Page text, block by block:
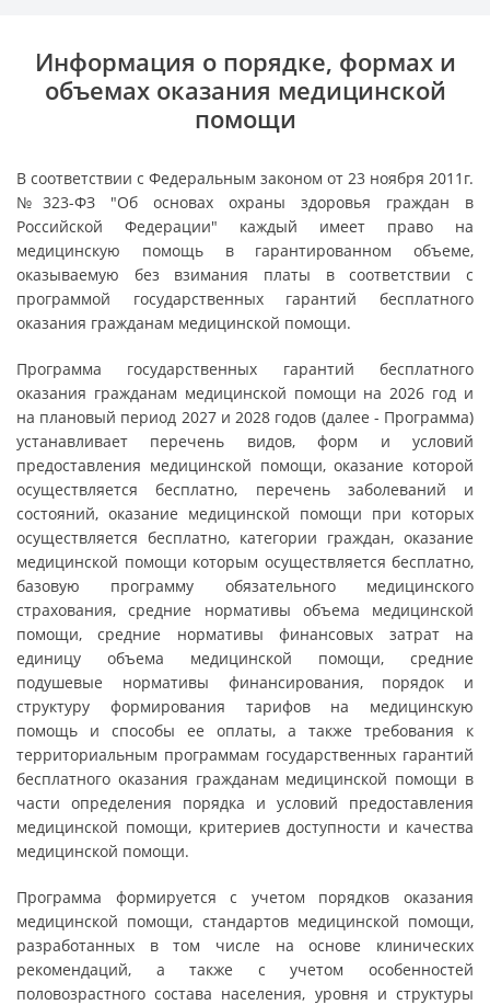
Информация о порядке, формах и
объемах оказания медицинской
помощи
В соответствии с Федеральным законом от 23 ноября 2011г.
№323-ФЗ "Об основах охраны здоровья граждан в
Российской Федерации" каждый имеет право на
медицинскую помощь в гарантированном объеме,
оказываемую без взимания платы в соответствии с
программой государственных гарантий бесплатного
оказания гражданам медицинской помощи.
Программа государственных гарантий бесплатного
оказания гражданам медицинской помощи на 2026 год и
на плановый период 2027 и 2028 годов (далее - Программа)
устанавливает перечень видов, форм и условий
предоставления медицинской помощи, оказание которой
осуществляется бесплатно, перечень заболеваний и
состояний, оказание медицинской помощи при которых
осуществляется бесплатно, категории граждан, оказание
медицинской помощи которым осуществляется бесплатно,
базовую программу обязательного медицинского
страхования, средние нормативы объема медицинской
помощи, средние нормативы финансовых затрат на
единицу объема медицинской помощи, средние
подушевые нормативы финансирования, порядок и
структуру формирования тарифов на медицинскую
помощь и способы ее оплаты, а также требования к
территориальным программам государственных гарантий
бесплатного оказания гражданам медицинской помощи в
части определения порядка и условий предоставления
медицинской помощи, критериев доступности и качества
медицинской помощи.
Программа формируется с учетом порядков оказания
медицинской помощи, стандартов медицинской помощи,
разработанных в том числе на основе клинических
рекомендаций, а также с учетом особенностей
половозрастного состава населения, уровня и структуры